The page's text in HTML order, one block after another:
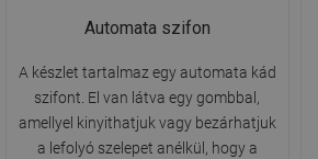
Automata szifon
A készlet tartalmaz egy automata kád
szifont. El van látva egy gombbal,
amellyel kinyithatjuk vagy bezárhatjuk
a lefolyó szelepet anélkül, hogy a